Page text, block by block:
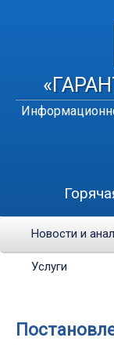
Новости и
Услуги